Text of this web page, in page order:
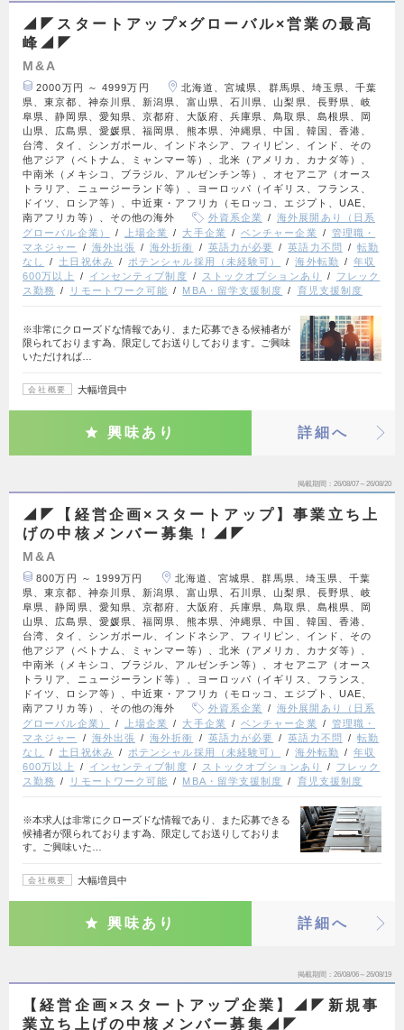
◢◤スタートアップ×グローバル×営業の最高
峰◢◤
M&A
2000万円 ～ 4999万円
北海道、宮城県、群馬県、埼玉県、千葉
県、東京都、神奈川県、新潟県、富山県、石川県、山梨県、長野県、岐
阜県、静岡県、愛知県、京都府、大阪府、兵庫県、鳥取県、島根県、岡
山県、広島県、愛媛県、福岡県、熊本県、沖縄県、中国、韓国、香港、
台湾、タイ、シンガポール、インドネシア、フィリピン、インド、その
他アジア（ベトナム、ミャンマー等）、北米（アメリカ、カナダ等）、
中南米（メキシコ、ブラジル、アルゼンチン等）、オセアニア（オース
トラリア、ニュージーランド等）、ヨーロッパ（イギリス、フランス、
ドイツ、ロシア等）、中近東・アフリカ（モロッコ、エジプト、UAE、
南アフリカ等）、その他の海外
外資系企業
海外展開あり（日系
グローバル企業）
上場企業 大手企業 ベンチャー企業
管理職・
マネジャー
海外出張 海外折衝 英語力が必要 英語力不問
転勤
なし
土日祝休み ポテンシャル採用（未経験可） 海外転勤
年収
600万以上
インセンティブ制度 ストックオプションあり
フレック
ス勤務
リモートワーク可能 MBA・留学支援制度 育児支援制度
※非常にクローズドな情報であり、また応募できる候補者が
限られております為、限定してお送りしております。ご興味
いただければ…
会社概要 大幅増員中
興味あり 詳細へ
掲載期間 26/08/07～26/08/20
◢◤【経営企画×スタートアップ】事業立ち上
げの中核メンバー募集！◢◤
M&A
800万円 ～ 1999万円
北海道、宮城県、群馬県、埼玉県、千葉
県、東京都、神奈川県、新潟県、富山県、石川県、山梨県、長野県、岐
阜県、静岡県、愛知県、京都府、大阪府、兵庫県、鳥取県、島根県、岡
山県、広島県、愛媛県、福岡県、熊本県、沖縄県、中国、韓国、香港、
台湾、タイ、シンガポール、インドネシア、フィリピン、インド、その
他アジア（ベトナム、ミャンマー等）、北米（アメリカ、カナダ等）、
中南米（メキシコ、ブラジル、アルゼンチン等）、オセアニア（オース
トラリア、ニュージーランド等）、ヨーロッパ（イギリス、フランス、
ドイツ、ロシア等）、中近東・アフリカ（モロッコ、エジプト、UAE、
南アフリカ等）、その他の海外
外資系企業
海外展開あり（日系
グローバル企業）
上場企業 大手企業 ベンチャー企業
管理職・
マネジャー
海外出張 海外折衝 英語力が必要 英語力不問
転勤
なし
土日祝休み ポテンシャル採用（未経験可） 海外転勤
年収
600万以上
インセンティブ制度 ストックオプションあり
フレック
ス勤務
リモートワーク可能 MBA・留学支援制度 育児支援制度
※本求人は非常にクローズドな情報であり、また応募できる
候補者が限られております為、限定してお送りしておりま
す。ご興味いた…
会社概要 大幅増員中
興味あり 詳細へ
掲載期間 26/08/06～26/08/19
【経営企画×スタートアップ企業】◢◤新規事
業立ち上げの中核メンバー募集◢◤